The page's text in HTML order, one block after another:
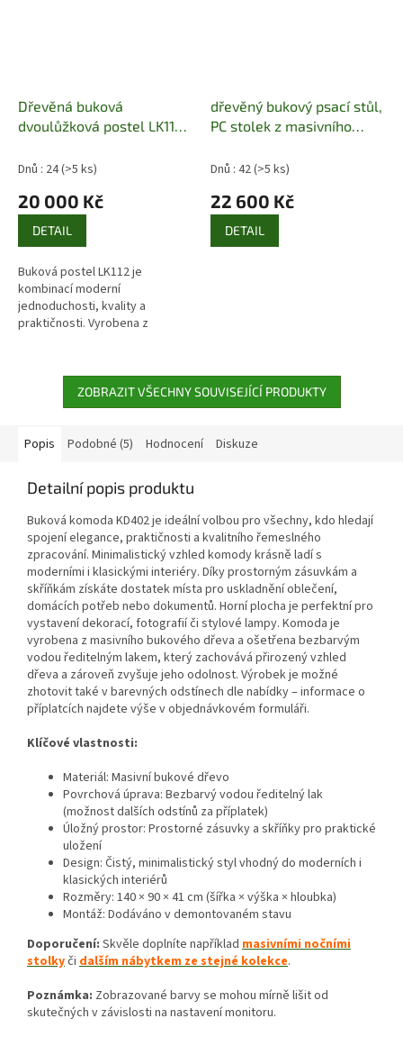
Dřevěná buková
dvoulůžková postel LK112
Dnů : 24(>5 ks)
20 000 Kč
DETAIL
Buková postel LK112 je
kombinací moderní
jednoduchosti, kvality a
praktičnosti. Vyrobena z
designem, odolností a
dřevěný bukový psací stůl,
PC stolek z masivního
Dnů : 42(>5 ks)
22 600 Kč
DETAIL
ZOBRAZIT VŠECHNY SOUVISEJÍCÍ PRODUKTY
Popis Podobné (5) Hodnocení Diskuze
Detailní popis produktu
Buková komoda KD402 je ideální volbou pro všechny, kdo hledají
spojení elegance, praktičnosti a kvalitního řemeslného
zpracování. Minimalistický vzhled komody krásně ladí s
moderními i klasickými interiéry. Díky prostorným zásuvkám a
skříňkám získáte dostatek místa pro uskladnění oblečení,
domácích potřeb nebo dokumentů. Horní plocha je perfektní pro
vystavení dekorací, fotografií či stylové lampy. Komoda je
vyrobena z masivního bukového dřeva a ošetřena bezbarvým
vodou ředitelným lakem, který zachovává přirozený vzhled
dřeva a zároveň zvyšuje jeho odolnost. Výrobek je možné
zhotovit také v barevných odstínech dle nabídky – informace o
příplatcích najdete výše v objednávkovém formuláři.
Klíčové vlastnosti:
Materiál: Masivní bukové dřevo
Povrchová úprava: Bezbarvý vodou ředitelný lak
(možnost dalších odstínů za příplatek)
Úložný prostor: Prostorné zásuvky a skříňky pro praktické
uložení
Design: Čistý, minimalistický styl vhodný do moderních i
klasických interiérů
Rozměry: 140 × 90 × 41 cm (šířka × výška × hloubka)
Montáž: Dodáváno v demontovaném stavu
Doporučení: Skvěle doplníte například masivními nočními
stolkyči dalším nábytkem ze stejné kolekce.
Poznámka: Zobrazované barvy se mohou mírně lišit od
skutečných v závislosti na nastavení monitoru.